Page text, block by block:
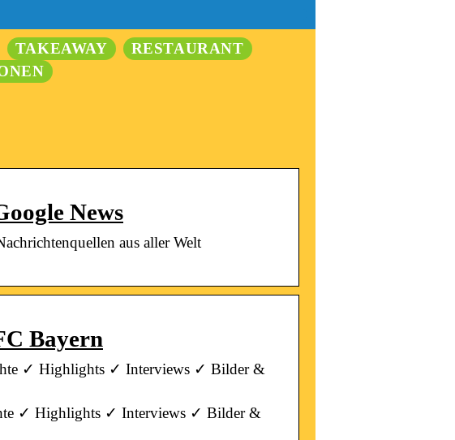
TAKEAWAY
RESTAURANT
News
aus aller Welt
Bayern
✓ Highlights ✓ Interviews ✓ Bilder &
✓ Highlights ✓ Interviews ✓ Bilder &